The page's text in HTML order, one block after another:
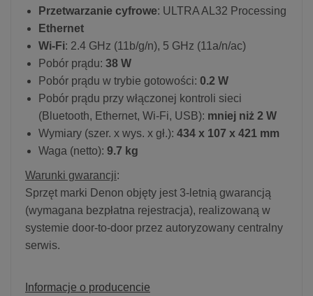
Przetwarzanie cyfrowe: ULTRA AL32 Processing
Ethernet
Wi-Fi: 2.4 GHz (11b/g/n), 5 GHz (11a/n/ac)
Pobór prądu: 38 W
Pobór prądu w trybie gotowości: 0.2 W
Pobór prądu przy włączonej kontroli sieci
(Bluetooth, Ethernet, Wi-Fi, USB): mniej niż 2 W
Wymiary (szer. x wys. x gł.): 434 x 107 x 421 mm
Waga (netto): 9.7 kg
Warunki gwarancji:
Sprzęt marki Denon objęty jest 3-letnią gwarancją
(wymagana bezpłatna rejestracja), realizowaną w
systemie door-to-door przez autoryzowany centralny
serwis.
Informacje o producencie